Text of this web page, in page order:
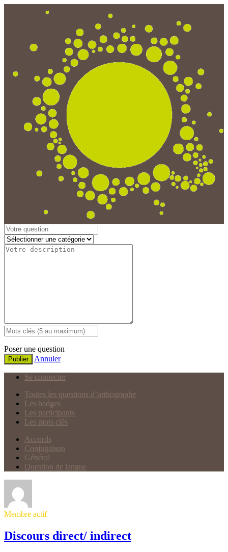
Poser une question
Publier Annuler
Se connecter
Toutes les questions d’orthographe
Les badges
Les participants
Les mots clés
Accords
Conjugaison
Général
Question de langue
Membre actif
Discours direct/ indirect